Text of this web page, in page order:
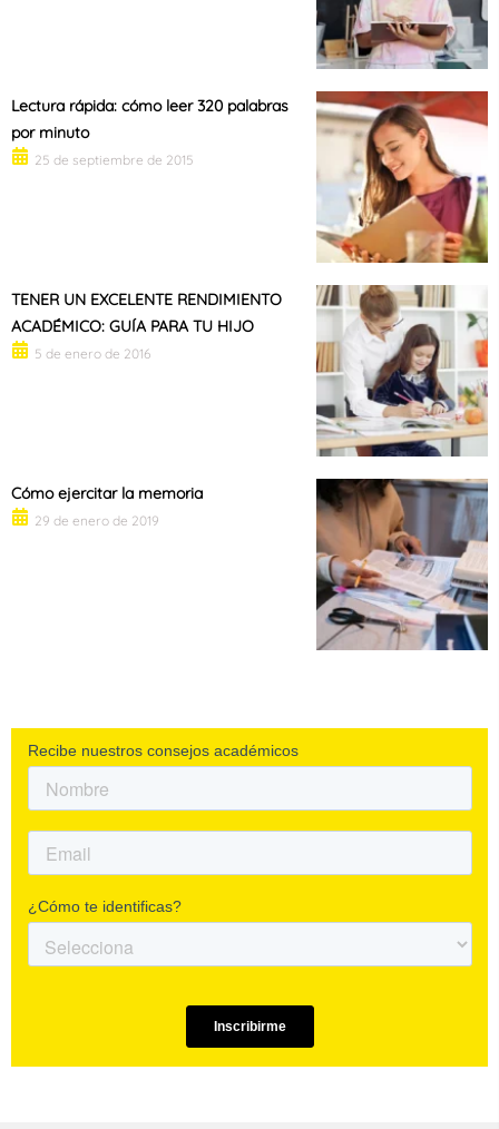
Lectura rápida: cómo leer 320 palabras
por minuto
25 de septiembre de 2015
TENER UN EXCELENTE RENDIMIENTO
ACADÉMICO: GUÍA PARA TU HIJO
5 de enero de 2016
Cómo ejercitar la memoria
29 de enero de 2019